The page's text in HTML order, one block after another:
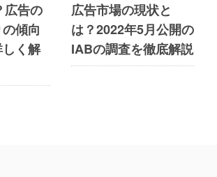
広告の
傾向
く解
広告市場の現状と
は？2022年5月公開の
IABの調査を徹底解説